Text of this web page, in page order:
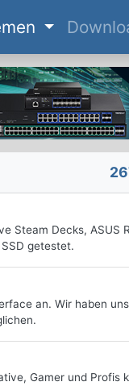
Steam Decks, ASUS
getestet.
an. Wir haben
Gamer und Profis